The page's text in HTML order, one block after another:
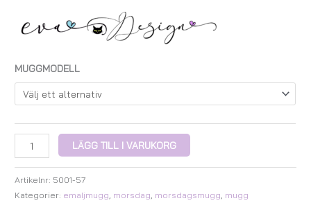
MUGGMODELL
LÄGG TILL I VARUKORG
Artikelnr: 5001-57
Kategorier: emaljmugg morsdag morsdagsmugg mugg